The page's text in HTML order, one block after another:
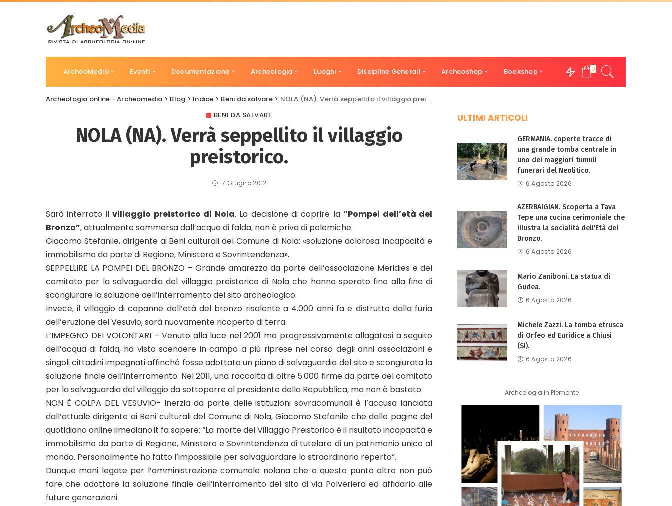
ArcheoMedia Eventi Documentazione Archeologia Luoghi Discipline Generali Archeoshop Bookshop 0
Archeologia online - Archeomedia > Blog > Indice > Beni da salvare> NOLA (NA). Verrà seppellito il villaggio preistorico.
BENI DA SALVARE
NOLA (NA). Verrà seppellito il villaggio
preistorico.
17 Giugno 2012
Sarà interrato ilvillaggio preistorico di Nola. La decisione di coprire la“Pompei dell’età del
Bronzo”, attualmente sommersa dall’acqua di falda, non è priva di polemiche.
Giacomo Stefanile, dirigente ai Beni culturali del Comune di Nola: «soluzione dolorosa: incapacità e
immobilismo da parte di Regione, Ministero e Sovrintendenza».
SEPPELLIRE LA POMPEI DEL BRONZO – Grande amarezza da parte dell’associazione Meridies e del
comitato per la salvaguardia del villaggio preistorico di Nola che hanno sperato fino alla fine di
scongiurare la soluzione dell’interramento del sito archeologico.
Invece, il villaggio di capanne dell’età del bronzo risalente a 4.000 anni fa e distrutto dalla furia
dell’eruzione del Vesuvio, sarà nuovamente ricoperto di terra.
L’IMPEGNO DEI VOLONTARI – Venuto alla luce nel 2001 ma progressivamente allagatosi a seguito
dell’acqua di falda, ha visto scendere in campo a più riprese nel corso degli anni associazioni e
singoli cittadini impegnati affinché fosse adottato un piano di salvaguardia del sito e scongiurata la
soluzione finale dell’interramento. Nel 2011, una raccolta di oltre 5.000 firme da parte del comitato
per la salvaguardia del villaggio da sottoporre al presidente della Repubblica, ma non è bastato.
NON È COLPA DEL VESUVIO- Inerzia da parte delle istituzioni sovracomunali è l’accusa lanciata
dall’attuale dirigente ai Beni culturali del Comune di Nola, Giacomo Stefanile che dalle pagine del
quotidiano online ilmediano.it fa sapere: “La morte del Villaggio Preistorico è il risultato incapacità e
immobilismo da parte di Regione, Ministero e Sovrintendenza di tutelare di un patrimonio unico al
mondo. Personalmente ho fatto l’impossibile per salvaguardare lo straordinario reperto”.
Dunque mani legate per l’amministrazione comunale nolana che a questo punto altro non può
fare che adottare la soluzione finale dell’interramento del sito di via Polveriera ed affidarlo alle
future generazioni.
ULTIMI ARTICOLI
GERMANIA. coperte tracce di
una grande tomba centrale in
uno dei maggiori tumuli
funerari del Neolitico.
6 Agosto 2026
AZERBAIGIAN. Scoperta a Tava
Tepe una cucina cerimoniale che
illustra la socialità dell’Età del
Bronzo.
6 Agosto 2026
Mario Zaniboni. La statua di
Gudea.
6 Agosto 2026
Michele Zazzi. La tomba etrusca
di Orfeo ed Euridice a Chiusi
(SI).
6 Agosto 2026
Archeologia in Piemonte